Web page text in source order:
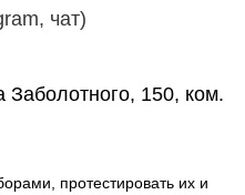
чат)
Заболотного, 150, ком.
протестировать их и